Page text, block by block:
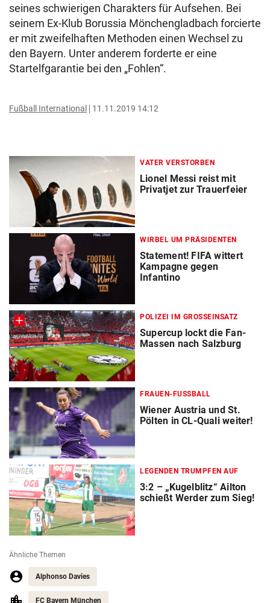
seines schwierigen Charakters für Aufsehen. Bei
seinem Ex-Klub Borussia Mönchengladbach forcierte
er mit zweifelhaften Methoden einen Wechsel zu
den Bayern. Unter anderem forderte er eine
Startelfgarantie bei den „Fohlen“.
Fußball International 11.11.2019 14:12
VATER VERSTORBEN
Lionel Messi reist mit
Privatjet zur Trauerfeier
WIRBEL UM PRÄSIDENTEN
Statement! FIFA wittert
Kampagne gegen
Infantino
POLIZEI IM GROSSEINSATZ
Supercup lockt die Fan-
Massen nach Salzburg
FRAUEN-FUSSBALL
Wiener Austria und St.
Pölten in CL-Quali weiter!
LEGENDEN TRUMPFEN AUF
3:2 – „Kugelblitz“ Ailton
schießt Werder zum Sieg!
Ähnliche Themen
Alphonso Davies
FC Bayern München